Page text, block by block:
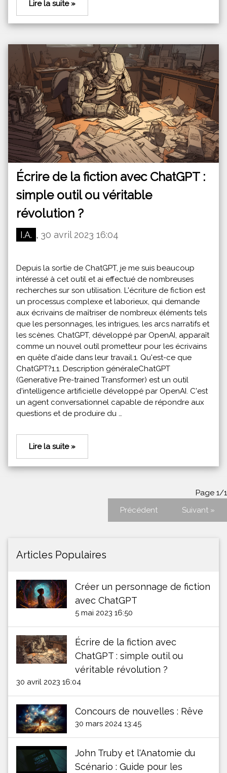
Lire la suite »
Écrire de la fiction avec ChatGPT :
simple outil ou véritable
révolution ?
I.A. , 30 avril 2023 16:04
Depuis la sortie de ChatGPT, je me suis beaucoup
intéressé à cet outil et ai effectué de nombreuses
recherches sur son utilisation. L'écriture de fiction est
un processus complexe et laborieux, qui demande
aux écrivains de maîtriser de nombreux éléments tels
que les personnages, les intrigues, les arcs narratifs et
les scènes. ChatGPT, développé par OpenAI, apparaît
comme un nouvel outil prometteur pour les écrivains
en quête d'aide dans leur travail.1. Qu'est-ce que
ChatGPT?1.1. Description généraleChatGPT
(Generative Pre-trained Transformer) est un outil
d'intelligence artificielle développé par OpenAI. C'est
un agent conversationnel capable de répondre aux
questions et de produire du …
Lire la suite »
Page 1/1
Suivant »
Précédent
Articles Populaires
Créer un personnage de fiction
avec ChatGPT
5 mai 2023 16:50
Écrire de la fiction avec
ChatGPT : simple outil ou
véritable révolution ?
30 avril 2023 16:04
Concours de nouvelles : Rêve
30 mars 2024 13:45
John Truby et l'Anatomie du
Scénario : Guide pour les